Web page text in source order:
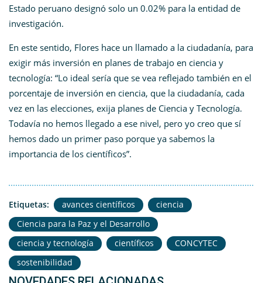
Estado peruano designó solo un 0.02% para la entidad de
investigación.
En este sentido, Flores hace un llamado a la ciudadanía, para
exigir más inversión en planes de trabajo en ciencia y
tecnología: “Lo ideal sería que se vea reflejado también en el
porcentaje de inversión en ciencia, que la ciudadanía, cada
vez en las elecciones, exija planes de Ciencia y Tecnología.
Todavía no hemos llegado a ese nivel, pero yo creo que sí
hemos dado un primer paso porque ya sabemos la
importancia de los científicos”.
Etiquetas: avances científicos
ciencia
Ciencia para la Paz y el Desarrollo
ciencia y tecnología
científicos
CONCYTEC
sostenibilidad